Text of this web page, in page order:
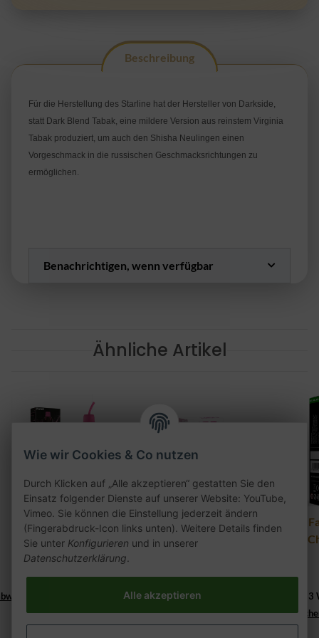
Beschreibung
Für die Herstellung des Starline hat der Hersteller von Darkside,
statt Dark Blend Tabak, eine mildere Version aus reinstem Virginia
Tabak produziert, um auch den Shisha Neulingen einen
Vorgeschmack in die russischen Geschmacksrichtungen zu
ermöglichen.
Benachrichtigen, wenn verfügbar
Ähnliche Artikel
Flask - Tiiny Pink
Lemonade
7,90 €*
((%s - Ausland abweichend))
HQD Juice Liquid -
Dragon Strawberry
2 - 3 Werktage((%s - Ausland
Al
-
2 -
Wie wir Cookies & Co nutzen
Durch Klicken auf „Alle akzeptieren“ gestatten Sie den
Einsatz folgender Dienste auf unserer Website: YouTube,
Vimeo. Sie können die Einstellung jederzeit ändern
(Fingerabdruck-Icon links unten). Weitere Details finden
Sie unter Konfigurieren und in unserer
Datenschutzerklärung.
Alle akzeptieren